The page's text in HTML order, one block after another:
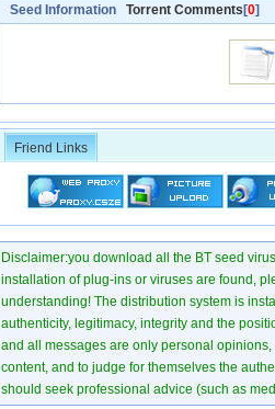
Seed Information Torrent Comments [0]
Friend Links
Disclaimer:you download all the BT seed
installation of plug-ins or viruses are found,
understanding! The distribution system is
authenticity, legitimacy, integrity and the
and all messages are only personal
content, and to judge for themselves the
should seek professional advice (such as